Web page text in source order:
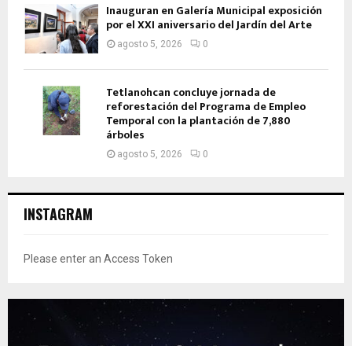
Inauguran en Galería Municipal exposición
por el XXI aniversario del Jardín del Arte
agosto 5, 2026 0
Tetlanohcan concluye jornada de
reforestación del Programa de Empleo
Temporal con la plantación de 7,880
árboles
agosto 5, 2026 0
INSTAGRAM
Please enter an Access Token